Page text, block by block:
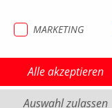
MARKETING
Alle akzeptieren
Auswahl zulassen